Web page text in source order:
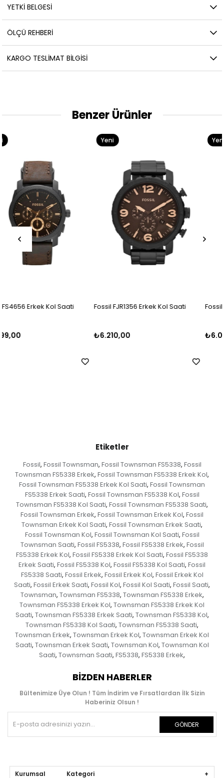
YETKİ BELGESİ
ÖLÇÜ REHBERI
KARGO TESLIMAT BILGISI
Benzer Ürünler
Fossil FJR1356 Erkek Kol Saati
₺6.210,00
Fossil FFS5024 Erkek Kol Saati
₺6.000,00
Etiketler
Fossil, Fossil Townsman, Fossil Townsman FS5338, Fossil
Townsman FS5338 Erkek, Fossil Townsman FS5338 Erkek Kol,
Fossil Townsman FS5338 Erkek Kol Saati, Fossil Townsman
FS5338 Erkek Saati, Fossil Townsman FS5338 Kol, Fossil
Townsman FS5338 Kol Saati, Fossil Townsman FS5338 Saati,
Fossil Townsman Erkek, Fossil Townsman Erkek Kol, Fossil
Townsman Erkek Kol Saati, Fossil Townsman Erkek Saati,
Fossil Townsman Kol, Fossil Townsman Kol Saati, Fossil
Townsman Saati, Fossil FS5338, Fossil FS5338 Erkek, Fossil
FS5338 Erkek Kol, Fossil FS5338 Erkek Kol Saati, Fossil FS5338
Erkek Saati, Fossil FS5338 Kol, Fossil FS5338 Kol Saati, Fossil
FS5338 Saati, Fossil Erkek, Fossil Erkek Kol, Fossil Erkek Kol
Saati, Fossil Erkek Saati, Fossil Kol, Fossil Kol Saati, Fossil Saati,
Townsman, Townsman FS5338, Townsman FS5338 Erkek,
Townsman FS5338 Erkek Kol, Townsman FS5338 Erkek Kol
Saati, Townsman FS5338 Erkek Saati, Townsman FS5338 Kol,
Townsman FS5338 Kol Saati, Townsman FS5338 Saati,
Townsman Erkek, Townsman Erkek Kol, Townsman Erkek Kol
Saati, Townsman Erkek Saati, Townsman Kol, Townsman Kol
Saati, Townsman Saati, FS5338, FS5338 Erkek,
BIZDEN HABERLER
Bültenimize Üye Olun ! Tüm İndirim ve Fırsatlardan İlk Sizin
Haberiniz Olsun !
GÖNDER
Kurumsal Kategori